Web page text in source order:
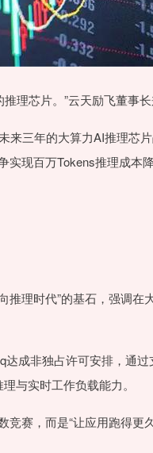
理芯片。”云天励飞董事长
来三年的大算力AI推理芯
实现百万Tokens推理成本
推理时代”的基石，强调在
成非独占许可安排，通
与实时工作负载能力。
赛，而是“让应用跑得更
沪深300 4689.96